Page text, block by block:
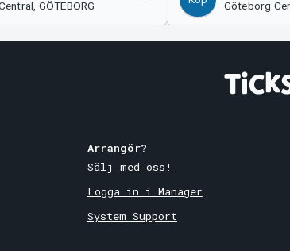
GÖTEBORG
Göteborg
Arrangör?
Sälj med oss!
Logga in i Manager
System Support